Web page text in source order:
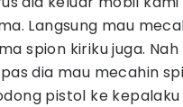
Langsung mau
spion kiriku juga.
dia mau mecahin
pistol ke kepalaku